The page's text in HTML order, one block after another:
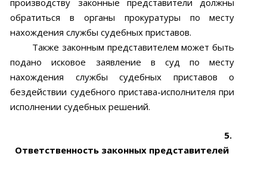
производству законные представители должны
обратиться в органы прокуратуры по месту
нахождения службы судебных приставов.
Также законным представителем может быть
подано исковое заявление в суд по месту
нахождения службы судебных приставов о
бездействии судебного пристава-исполнителя при
исполнении судебных решений.
5.
Ответственность законных представителей